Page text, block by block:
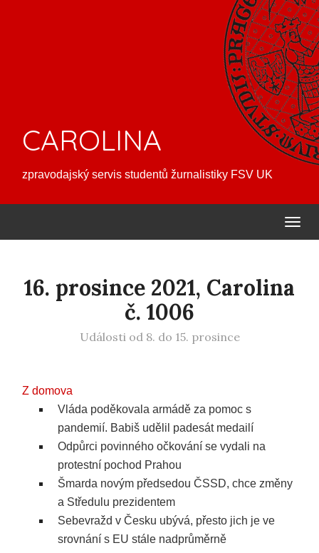
CAROLINA
zpravodajský servis studentů žurnalistiky FSV UK
16. prosince 2021, Carolina
č. 1006
Události od 8. do 15. prosince
Z domova
Vláda poděkovala armádě za pomoc s
pandemií. Babiš udělil padesát medailí
Odpůrci povinného očkování se vydali na
protestní pochod Prahou
Šmarda novým předsedou ČSSD, chce změny
a Středulu prezidentem
Sebevražd v Česku ubývá, přesto jich je ve
srovnání s EU stále nadprůměrně